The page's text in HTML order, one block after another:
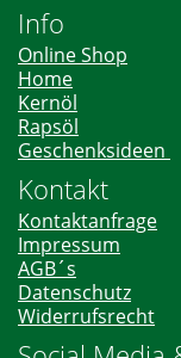
Info
Online Shop
Home
Kernöl
Rapsöl
Geschenksideen
Kontakt
Kontaktanfrage
Impressum
AGB´s
Datenschutz
Widerrufsrecht